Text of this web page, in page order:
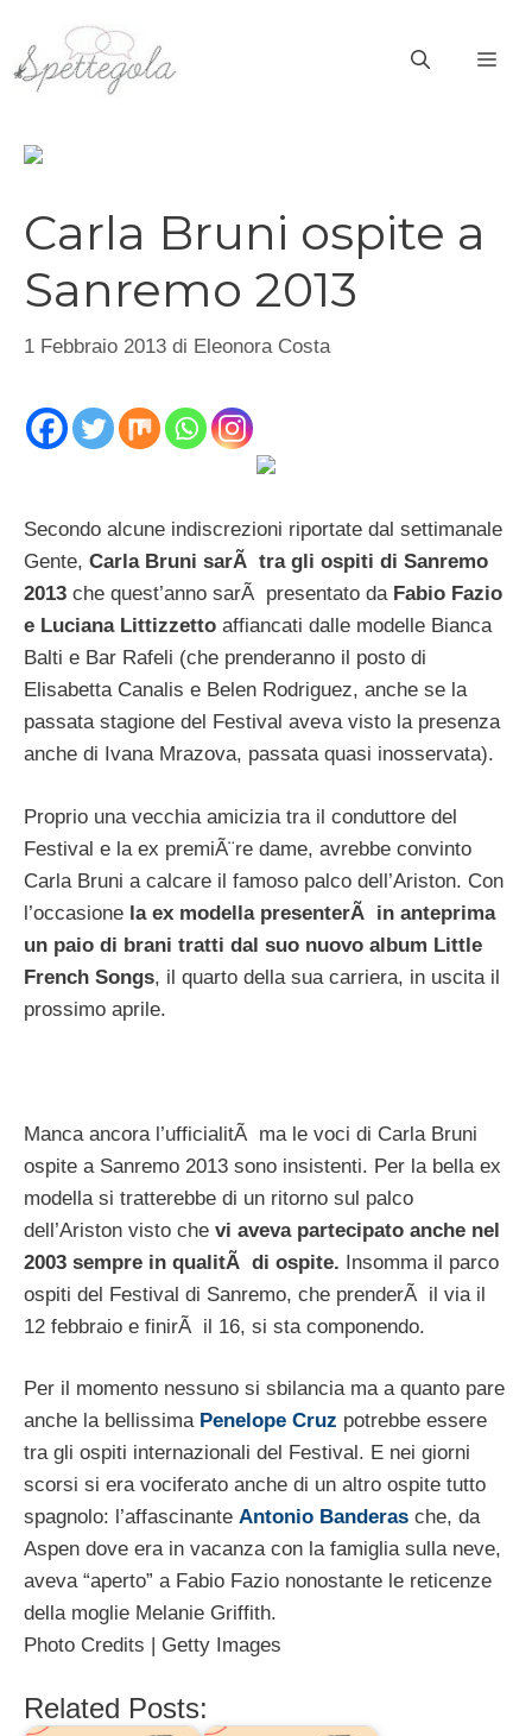
contenuto
Carla Bruni ospite a
Sanremo 2013
1 Febbraio 2013 di Eleonora Costa
Secondo alcune indiscrezioni riportate dal settimanale
Gente, Carla Bruni sarÃ tra gli ospiti di Sanremo
2013 che quest’anno sarÃ presentato da Fabio Fazio
e Luciana Littizzetto affiancati dalle modelle Bianca
Balti e Bar Rafeli (che prenderanno il posto di
Elisabetta Canalis e Belen Rodriguez, anche se la
passata stagione del Festival aveva visto la presenza
anche di Ivana Mrazova, passata quasi inosservata).
Proprio una vecchia amicizia tra il conduttore del
Festival e la ex premiÃ¨re dame, avrebbe convinto
Carla Bruni a calcare il famoso palco dell’Ariston. Con
l’occasione la ex modella presenterÃ in anteprima
un paio di brani tratti dal suo nuovo album Little
French Songs, il quarto della sua carriera, in uscita il
prossimo aprile.
Manca ancora l’ufficialitÃ ma le voci di Carla Bruni
ospite a Sanremo 2013 sono insistenti. Per la bella ex
modella si tratterebbe di un ritorno sul palco
dell’Ariston visto che vi aveva partecipato anche nel
2003 sempre in qualitÃ di ospite. Insomma il parco
ospiti del Festival di Sanremo, che prenderÃ il via il
12 febbraio e finirÃ il 16, si sta componendo.
Per il momento nessuno si sbilancia ma a quanto pare
anche la bellissima Penelope Cruz potrebbe essere
tra gli ospiti internazionali del Festival. E nei giorni
scorsi si era vociferato anche di un altro ospite tutto
spagnolo: l’affascinante Antonio Banderas che, da
Aspen dove era in vacanza con la famiglia sulla neve,
aveva “aperto” a Fabio Fazio nonostante le reticenze
della moglie Melanie Griffith.
Photo Credits | Getty Images
Related Posts: